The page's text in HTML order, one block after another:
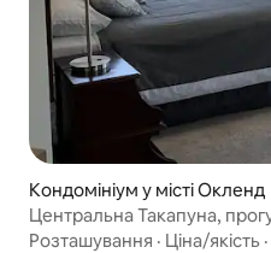
Кондомініум у місті Окленд
Центральна Такапуна,
ресторани
Розташування · Ціна/якість ·